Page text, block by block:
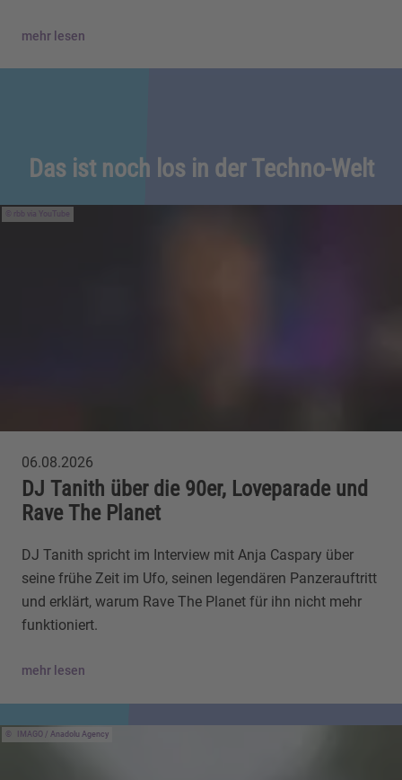
mehr lesen
Das ist noch los in der Techno-Welt
rbb via YouTube
06.08.2026
DJ Tanith über die 90er, Loveparade und
Rave The Planet
DJ Tanith spricht im Interview mit Anja Caspary über
seine frühe Zeit im Ufo, seinen legendären Panzerauftritt
und erklärt, warum Rave The Planet für ihn nicht mehr
funktioniert.
mehr lesen
IMAGO / Anadolu Agency